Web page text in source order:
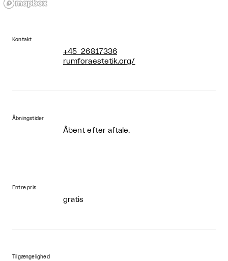
Kontakt
+45 26817336
rumforaestetik.org/
Åbningstider
Åbent efter aftale.
Entre pris
gratis
Tilgængelighed